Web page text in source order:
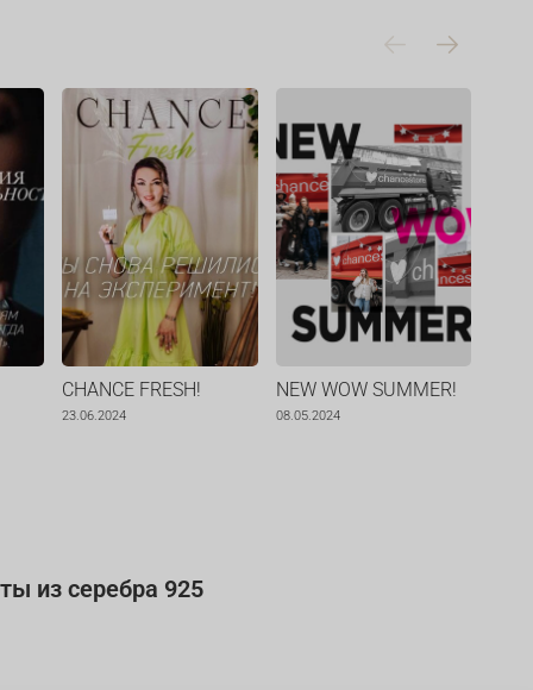
CHANCE FRESH!
23.06.2024
NEW WOW SUMMER!
08.05.2024
из серебра 925